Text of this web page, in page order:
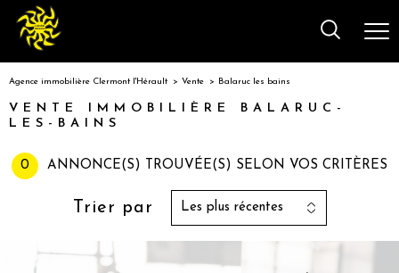
Agence immobilière Clermont l'Hérault Vente Balaruc les bains
VENTE IMMOBILIÈRE BALARUC-
LES-BAINS
0 ANNONCE(S) TROUVÉE(S) SELON VOS CRITÈRES
Trier par Les plus récentes